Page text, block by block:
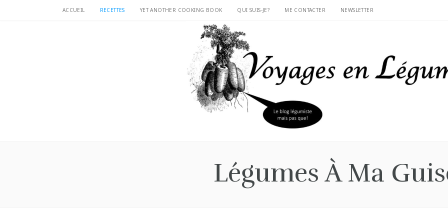
ACCUEIL RECETTES YET ANOTHER COOKING BOOK QUI SUIS-JE? ME CONTACTER NEWSLETTER
Légumes À Ma